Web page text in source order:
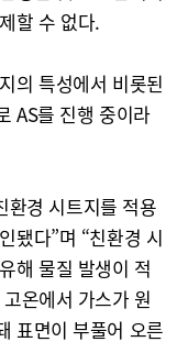
할 수 없다.
의 특성에서 비롯된
AS를 진행 중이라
환경 시트지를 적용
됐다”며 “친환경 시
해 물질 발생이 적
온에서 가스가 원
표면이 부풀어 오른